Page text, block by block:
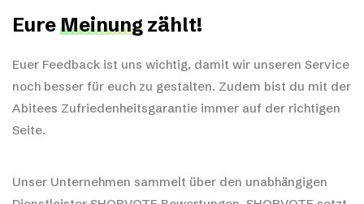
EureMeinung zählt!
Euer Feedback ist uns wichtig, damit wir unseren Service
noch besser für euch zu gestalten. Zudem bist du mit der
Abitees Zufriedenheitsgarantie immer auf der richtigen
Seite.
Unser Unternehmen sammelt über den unabhängigen